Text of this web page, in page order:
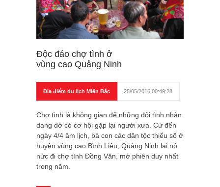
Độc đáo chợ tình ở
vùng cao Quảng Ninh
Địa điểm du lịch Miền Bắc 25/05/2016 00:49:28
Chợ tình là không gian để những đôi tình nhân
dang dở có cơ hội gặp lại người xưa. Cứ đến
ngày 4/4 âm lịch, bà con các dân tộc thiểu số ở
huyện vùng cao Bình Liêu, Quảng Ninh lại nô
nức đi chợ tình Đồng Văn, mở phiên duy nhất
trong năm.